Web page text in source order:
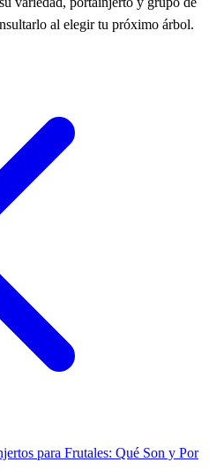
al elegir tu próximo árbol.
para Frutales: Qué Son y Por